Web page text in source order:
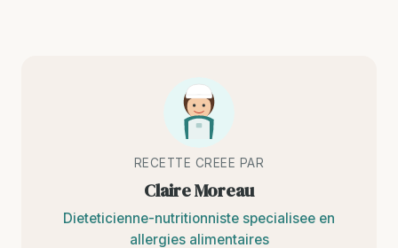
RECETTE CREEE PAR
Claire Moreau
Dieteticienne-nutritionniste specialisee en
allergies alimentaires